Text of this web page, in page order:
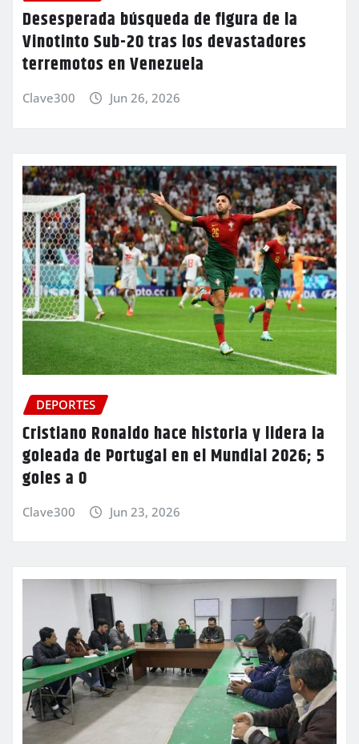
Desesperada búsqueda de figura de la
Vinotinto Sub-20 tras los devastadores
terremotos en Venezuela
Clave300 Jun 26, 2026
DEPORTES
Cristiano Ronaldo hace historia y lidera la
goleada de Portugal en el Mundial 2026; 5
goles a 0
Clave300 Jun 23, 2026